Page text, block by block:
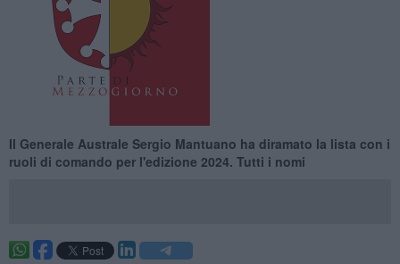
Il Generale Australe Sergio Mantuano ha diramato la lista con i
ruoli di comando per l'edizione 2024. Tutti i nomi